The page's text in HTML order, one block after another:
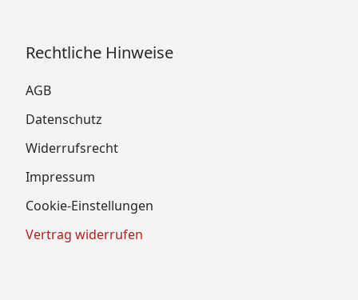
Rechtliche Hinweise
AGB
Datenschutz
Widerrufsrecht
Impressum
Cookie-Einstellungen
Vertrag widerrufen